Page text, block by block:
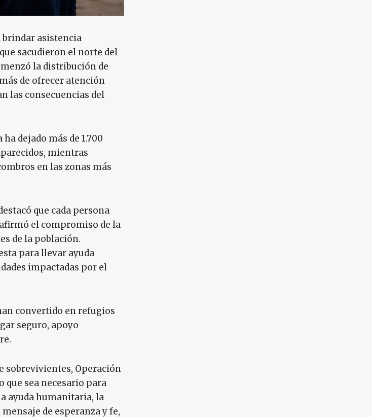
brindar asistencia
sacudieron el norte del
la distribución de
de ofrecer atención
las consecuencias del
dejado más de 1.700
mientras
en las zonas más
que cada persona
el compromiso de la
de la población.
para llevar ayuda
impactadas por el
convertido en refugios
seguro, apoyo
sobrevivientes, Operación
que sea necesario para
ayuda humanitaria, la
de esperanza y fe,